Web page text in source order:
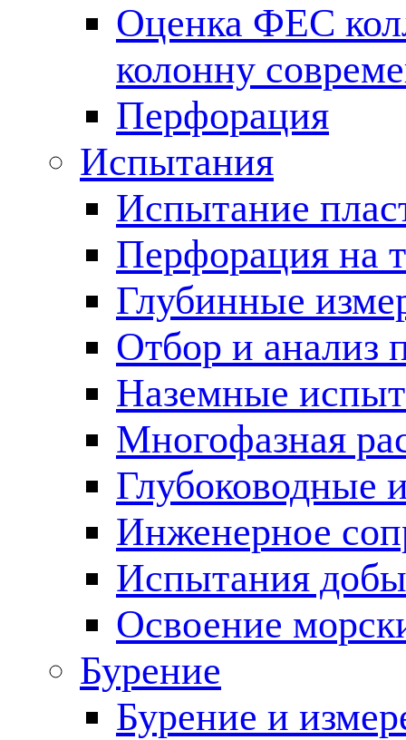
Оценка ФЕС
колонну
Перфорация
Испытания
Испытание
Перфорация на
Глубинные
Отбор и анализ
Наземные
Многофазная
Глубоководные
Инженерное
Испытания
Освоение
Бурение
Бурение и